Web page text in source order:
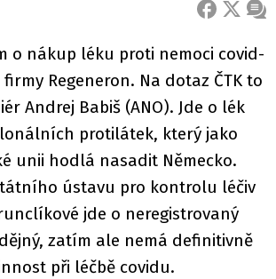
FACEBOOK
X
o nákup léku proti nemoci covid-
Regeneron. Na dotaz ČTK to
Andrej Babiš (ANO). Jde o lék
protilátek, který jako
unii hodlá nasadit Německo.
ústavu pro kontrolu léčiv
jde o neregistrovaný
zatím ale nemá definitivně
při léčbě covidu.